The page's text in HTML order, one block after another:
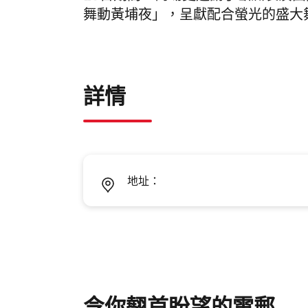
舞動黃埔夜」，呈獻配合螢光的盛大
詳情
地址：